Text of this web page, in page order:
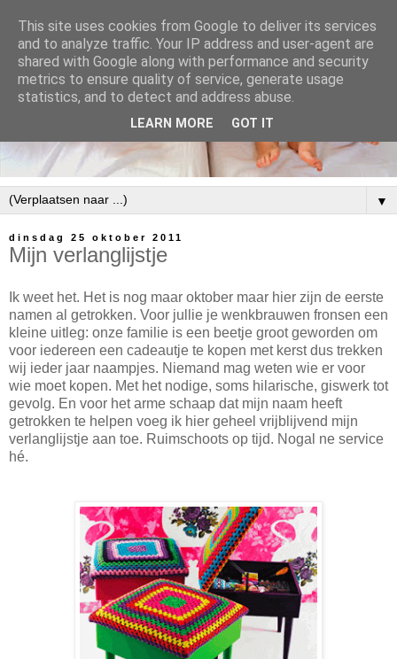
▼
dinsdag 25 oktober 2011
Mijn verlanglijstje
Ik weet het. Het is nog maar oktober maar hier zijn de eerste
namen al getrokken. Voor jullie je wenkbrauwen fronsen een
kleine uitleg: onze familie is een beetje groot geworden om
voor iedereen een cadeautje te kopen met kerst dus trekken
wij ieder jaar naampjes. Niemand mag weten wie er voor
wie moet kopen. Met het nodige, soms hilarische, giswerk tot
gevolg. En voor het arme schaap dat mijn naam heeft
getrokken te helpen voeg ik hier geheel vrijblijvend mijn
verlanglijstje aan toe. Ruimschoots op tijd. Nogal ne service
hé.
This site uses cookies from Google to deliver its services
and to analyze traffic. Your IP address and user-agent are
shared with Google along with performance and security
metrics to ensure quality of service, generate usage
statistics, and to detect and address abuse.
LEARN MORE GOT IT